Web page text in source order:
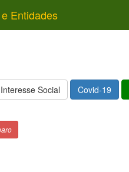
Entidades
Social Covid-19